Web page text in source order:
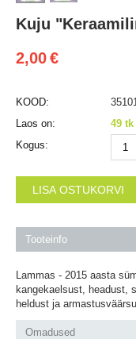
Kuju
2,00€
KOOD:
Laos on:
49 tk
Kogus:
LISA OSTUKORVI
Tooteinfo
Lammas - 2015 aasta
kangekaelsust, headust,
heldust ja
Omadused